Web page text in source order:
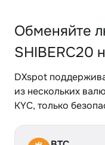
Обменяйте
SHIBERC20
DXspot
из нескольких
KYC, только